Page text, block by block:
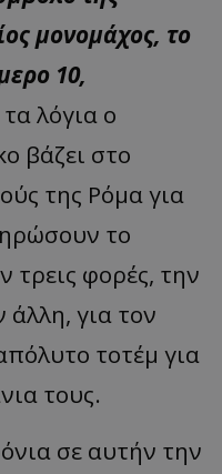
μονομάχος, το
10,
λόγια ο
βάζει στο
της Ρόμα για
το
τρεις φορές, την
για τον
τοτέμ για
τους.
σε αυτήν την